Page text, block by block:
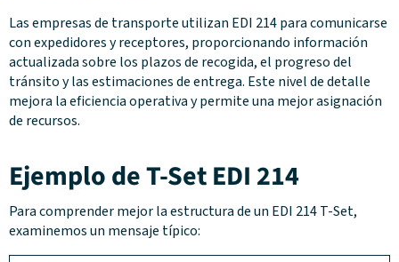
Las empresas de transporte utilizan EDI 214 para comunicarse
con expedidores y receptores, proporcionando información
actualizada sobre los plazos de recogida, el progreso del
tránsito y las estimaciones de entrega. Este nivel de detalle
mejora la eficiencia operativa y permite una mejor asignación
de recursos.
Ejemplo de T-Set EDI 214
Para comprender mejor la estructura de un EDI 214 T-Set,
examinemos un mensaje típico: